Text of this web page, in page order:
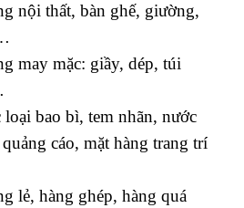
nội thất, bàn ghế, giường,
may mặc: giầy, dép, túi
loại bao bì, tem nhãn, nước
cáo, mặt hàng trang trí
lẻ, hàng ghép, hàng quá